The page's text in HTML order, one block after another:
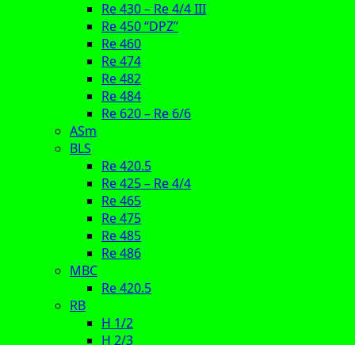
Re 430 – Re 4/4 III
Re 450 “DPZ”
Re 460
Re 474
Re 482
Re 484
Re 620 – Re 6/6
ASm
BLS
Re 420.5
Re 425 – Re 4/4
Re 465
Re 475
Re 485
Re 486
MBC
Re 420.5
RB
H 1/2
H 2/3